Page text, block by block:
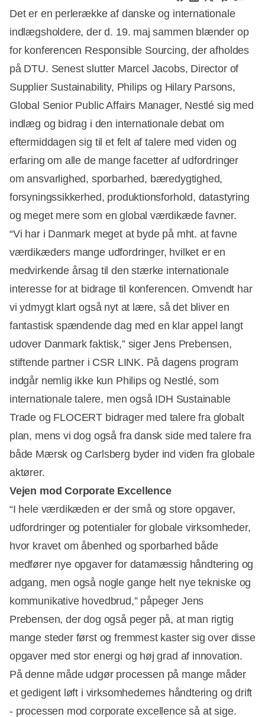
Det er en perlerække af danske og internationale
indlægsholdere, der d. 19. maj sammen blænder op
for konferencen Responsible Sourcing, der afholdes
på DTU. Senest slutter Marcel Jacobs, Director of
Supplier Sustainability, Philips og Hilary Parsons,
Global Senior Public Affairs Manager, Nestlé sig med
indlæg og bidrag i den internationale debat om
eftermiddagen sig til et felt af talere med viden og
erfaring om alle de mange facetter af udfordringer
om ansvarlighed, sporbarhed, bæredygtighed,
forsyningssikkerhed, produktionsforhold, datastyring
og meget mere som en global værdikæde favner.
“Vi har i Danmark meget at byde på mht. at favne
værdikæders mange udfordringer, hvilket er en
medvirkende årsag til den stærke internationale
interesse for at bidrage til konferencen. Omvendt har
vi ydmygt klart også nyt at lære, så det bliver en
fantastisk spændende dag med en klar appel langt
udover Danmark faktisk,” siger Jens Prebensen,
stiftende partner i CSR LINK. På dagens program
indgår nemlig ikke kun Philips og Nestlé, som
internationale talere, men også IDH Sustainable
Trade og FLOCERT bidrager med talere fra globalt
plan, mens vi dog også fra dansk side med talere fra
både Mærsk og Carlsberg byder ind viden fra globale
aktører.
Vejen mod Corporate Excellence
“I hele værdikæden er der små og store opgaver,
udfordringer og potentialer for globale virksomheder,
hvor kravet om åbenhed og sporbarhed både
medfører nye opgaver for datamæssig håndtering og
adgang, men også nogle gange helt nye tekniske og
kommunikative hovedbrud,” påpeger Jens
Prebensen, der dog også peger på, at man rigtig
mange steder først og fremmest kaster sig over disse
opgaver med stor energi og høj grad af innovation.
På denne måde udgør processen på mange måder
et gedigent løft i virksomhedernes håndtering og drift
- processen mod corporate excellence så at sige.